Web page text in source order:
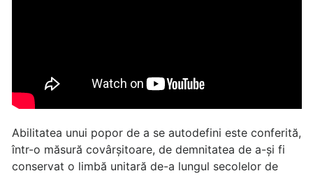
Abilitatea unui popor de a se autodefini este conferită,
într-o măsură covârșitoare, de demnitatea de a-și fi
conservat o limbă unitară de-a lungul secolelor de